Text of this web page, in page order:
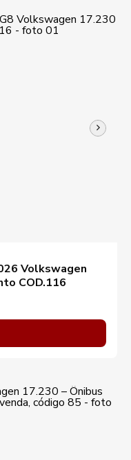
Volkswagen
COD.116